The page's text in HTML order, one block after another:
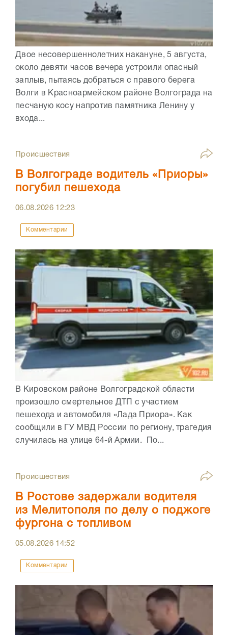
Двое несовершеннолетних накануне, 5 августа,
около девяти часов вечера устроили опасный
заплыв, пытаясь добраться с правого берега
Волги в Красноармейском районе Волгограда на
песчаную косу напротив памятника Ленину у
входа...
Происшествия
В Волгограде водитель «Приоры»
погубил пешехода
06.08.2026 12:23
Комментарии
В Кировском районе Волгоградской области
произошло смертельное ДТП с участием
пешехода и автомобиля «Лада Приора». Как
сообщили в ГУ МВД России по региону, трагедия
случилась на улице 64-й Армии. По...
Происшествия
В Ростове задержали водителя
из Мелитополя по делу о поджоге
фургона с топливом
05.08.2026 14:52
Комментарии